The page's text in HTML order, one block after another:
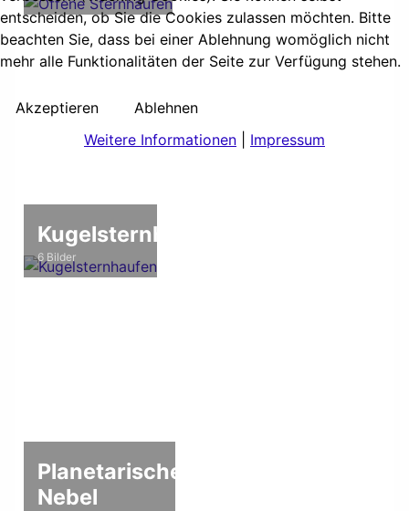
Kugelsternhaufen
6 Bilder
Planetarische
Nebel
entscheiden, ob Sie die Cookies zulassen möchten. Bitte
beachten Sie, dass bei einer Ablehnung womöglich nicht
mehr alle Funktionalitäten der Seite zur Verfügung stehen.
Akzeptieren
Ablehnen
Weitere Informationen
Impressum